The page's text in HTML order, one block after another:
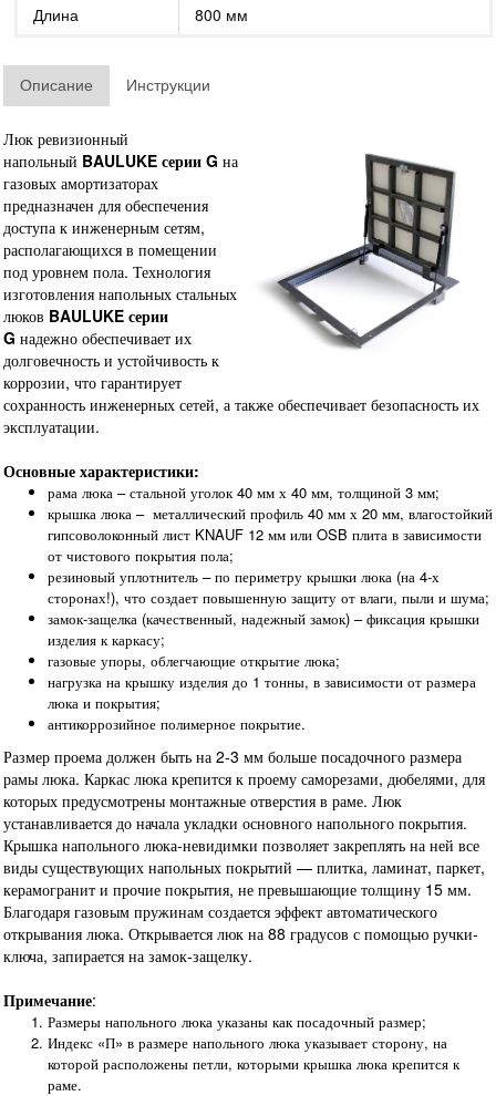
Длина
800 мм
Описание Инструкции
Люк ревизионный
напольный BAULUKE серии G на
газовых амортизаторах
предназначен для обеспечения
доступа к инженерным сетям,
располагающихся в помещении
под уровнем пола. Технология
изготовления напольных стальных
люков BAULUKE серии
G надежно обеспечивает их
долговечность и устойчивость к
коррозии, что гарантирует
сохранность инженерных сетей, а также обеспечивает безопасность их
эксплуатации.
Основные характеристики:
рама люка – стальной уголок 40 мм х 40 мм, толщиной 3 мм;
крышка люка – металлический профиль 40 мм х 20 мм, влагостойкий
гипсоволоконный лист KNAUF 12 мм или OSB плита в зависимости
от чистового покрытия пола;
резиновый уплотнитель – по периметру крышки люка (на 4-х
сторонах!), что создает повышенную защиту от влаги, пыли и шума;
замок-защелка (качественный, надежный замок) – фиксация крышки
изделия к каркасу;
газовые упоры, облегчающие открытие люка;
нагрузка на крышку изделия до 1 тонны, в зависимости от размера
люка и покрытия;
антикоррозийное полимерное покрытие.
Размер проема должен быть на 2-3 мм больше посадочного размера
рамы люка. Каркас люка крепится к проему саморезами, дюбелями, для
которых предусмотрены монтажные отверстия в раме. Люк
устанавливается до начала укладки основного напольного покрытия.
Крышка напольного люка-невидимки позволяет закреплять на ней все
виды существующих напольных покрытий — плитка, ламинат, паркет,
керамогранит и прочие покрытия, не превышающие толщину 15 мм.
Благодаря газовым пружинам создается эффект автоматического
открывания люка. Открывается люк на 88 градусов с помощью ручки-
ключа, запирается на замок-защелку.
Примечание:
Размеры напольного люка указаны как посадочный размер;
Индекс «П» в размере напольного люка указывает сторону, на
которой расположены петли, которыми крышка люка крепится к
раме.